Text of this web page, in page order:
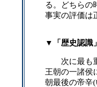
る。どちらの
事実の評価は
▼「歴史認識
次に最も重
王朝の一諸侯
朝最後の帝辛